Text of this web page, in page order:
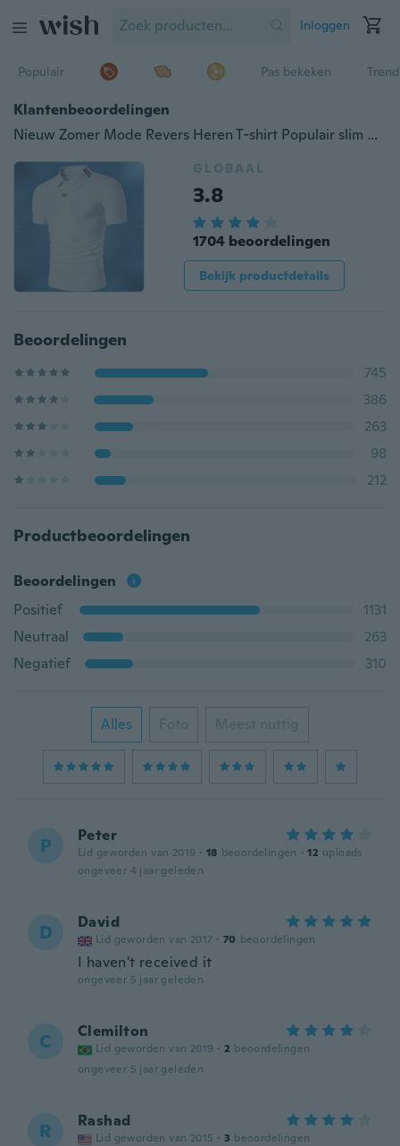
Inloggen
Populair Pas bekeken
Klantenbeoordelingen
Nieuw Zomer Mode Revers Heren T-shirt Populair slim fit poloshirt met korte mouwen
GLOBAAL
3.8
1704 beoordelingen
Bekijk productdetails
Beoordelingen
745
386
263
98
212
Productbeoordelingen
Beoordelingen
Positief
1131
Neutraal
263
Negatief
310
Alles Foto Meest nuttig
P Peter
Lid geworden van 2019 · 18 beoordelingen · 12 uploads
ongeveer 4 jaar geleden
D David
Lid geworden van 2017 · 70 beoordelingen
I haven't received it
ongeveer 5 jaar geleden
C Clemilton
Lid geworden van 2019 · 2 beoordelingen
ongeveer 5 jaar geleden
R Rashad
Lid geworden van 2015 · 3 beoordelingen